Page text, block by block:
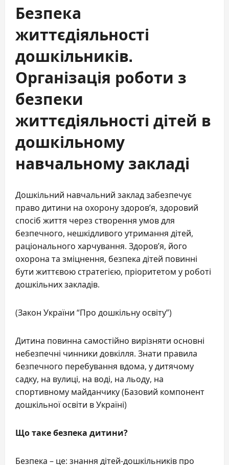
Безпека
життєдіяльності
дошкільників.
Організація роботи з
безпеки
життєдіяльності дітей в
дошкільному
навчальному закладі
Дошкільний навчальний заклад забезпечує
право дитини на охорону здоров’я, здоровий
спосіб життя через створення умов для
безпечного, нешкідливого утримання дітей,
раціонального харчування. Здоров’я, його
охорона та зміцнення, безпека дітей повинні
бути життєвою стратегією, пріоритетом у роботі
дошкільних закладів.
(Закон України “Про дошкільну освіту”)
Дитина повинна самостійно вирізняти основні
небезпечні чинники довкілля. Знати правила
безпечного перебування вдома, у дитячому
садку, на вулиці, на воді, на льоду, на
спортивному майданчику (Базовий компонент
дошкільної освіти в Україні)
Що таке безпека дитини?
Безпека – це: знання дітей-дошкільників про